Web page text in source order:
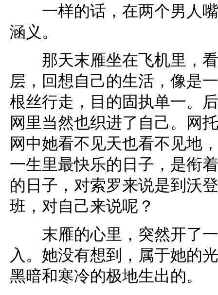
一样的话，在两个男人嘴
涵义。
那天末雁坐在飞机里，看
层，回想自己的生活，像是
根丝行走，目的固执单一。
网里当然也织进了自己。网
网中她看不见天也看不见地
一生里最快乐的日子，是衔
的日子，对索罗来说是到沃
班，对自己来说呢？
末雁的心里，突然开了一
入。她没有想到，属于她的
黑暗和寒冷的极地生出的。